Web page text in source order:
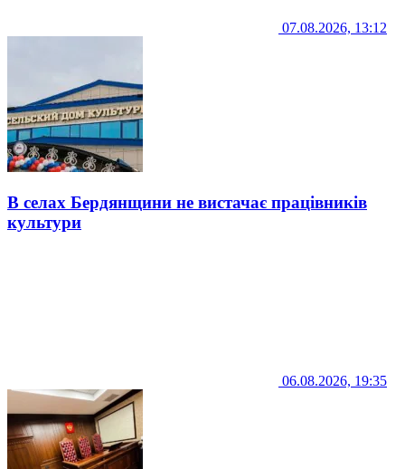
07.08.2026, 13:12
В селах Бердянщини не вистачає працівників
культури
06.08.2026, 19:35